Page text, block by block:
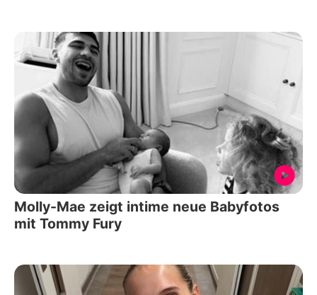
Molly-Mae zeigt intime neue Babyfotos
mit Tommy Fury